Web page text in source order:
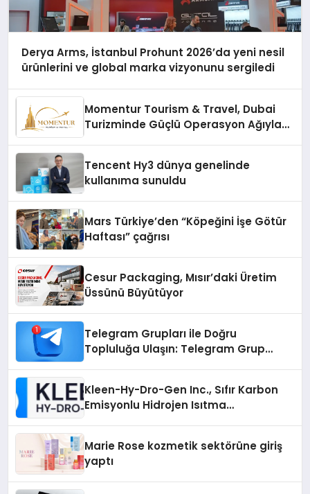
Derya Arms, İstanbul Prohunt 2026’da yeni nesil
ürünlerini ve global marka vizyonunu sergiledi
Momentur Tourism & Travel, Dubai
Turizminde Güçlü Operasyon Ağıyla
Tencent Hy3 dünya genelinde
kullanıma sunuldu
Mars Türkiye’den “Köpeğini İşe Götür
Haftası” çağrısı
Cesur Packaging, Mısır’daki Üretim
Üssünü Büyütüyor
Telegram Grupları ile Doğru
Topluluğa Ulaşın: Telegram Grup
Kleen-Hy-Dro-Gen Inc., Sıfır Karbon
Emisyonlu Hidrojen Isıtma
Marie Rose kozmetik sektörüne giriş
yaptı